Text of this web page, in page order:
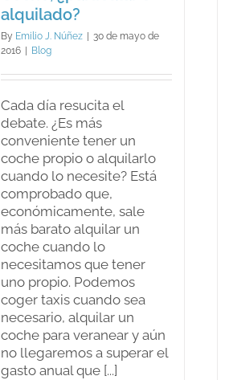
alquilado?
By Emilio J. Núñez
30 de mayo de
2016
Blog
Cada día resucita el
debate. ¿Es más
conveniente tener un
coche propio o alquilarlo
cuando lo necesite? Está
comprobado que,
económicamente, sale
más barato alquilar un
coche cuando lo
necesitamos que tener
uno propio. Podemos
coger taxis cuando sea
necesario, alquilar un
coche para veranear y aún
no llegaremos a superar el
gasto anual que [...]